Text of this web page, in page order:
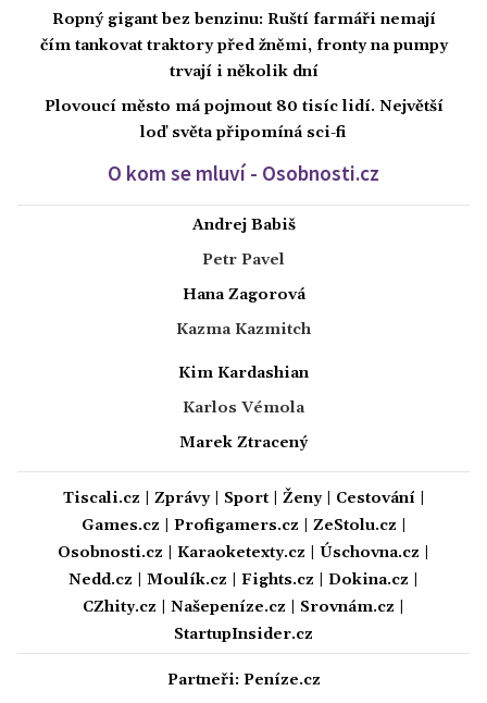
Ropný gigant bez benzinu: Ruští farmáři nemají
čím tankovat traktory před žněmi, fronty na pumpy
trvají i několik dní
Plovoucí město má pojmout 80 tisíc lidí. Největší
loď světa připomíná sci-fi
O kom se mluví - Osobnosti.cz
Andrej Babiš
Petr Pavel
Hana Zagorová
Kazma Kazmitch
Kim Kardashian
Karlos Vémola
Marek Ztracený
Tiscali.cz Zprávy| Sport| Ženy| Cestování|
Games.cz
Profigamers.cz ZeStolu.cz
Osobnosti.cz
Karaoketexty.cz Úschovna.cz
Nedd.cz
Moulík.cz Fights.cz Dokina.cz
CZhity.cz
Našepeníze.cz Srovnám.cz
StartupInsider.cz
Partneři: Peníze.cz